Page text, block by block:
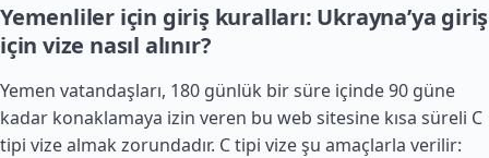
Yemenliler için giriş kuralları: Ukrayna’ya giriş
için vize nasıl alınır?
Yemen vatandaşları, 180 günlük bir süre içinde 90 güne
kadar konaklamaya izin veren bu web sitesine kısa süreli C
tipi vize almak zorundadır. C tipi vize şu amaçlarla verilir: